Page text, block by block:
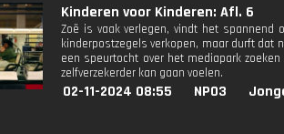
Kinderen voor Kinderen: Afl. 6
Zoë is vaak verlegen, vindt het
kinderpostzegels verkopen, maar durft dat
een speurtocht over het mediapark
zelfverzekerder kan gaan voelen.
02-11-2024 08:55 NPO3